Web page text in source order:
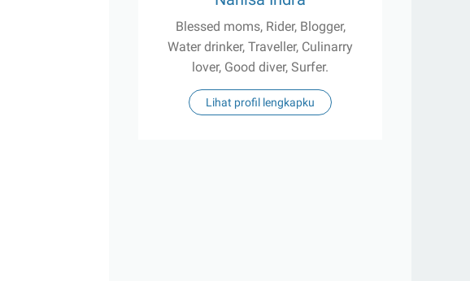
Blessed moms, Rider, Blogger,
Water drinker, Traveller, Culinarry
lover, Good diver, Surfer.
Lihat profil lengkapku